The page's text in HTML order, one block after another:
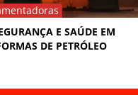
E SAÚDE EM
DE PETRÓLEO